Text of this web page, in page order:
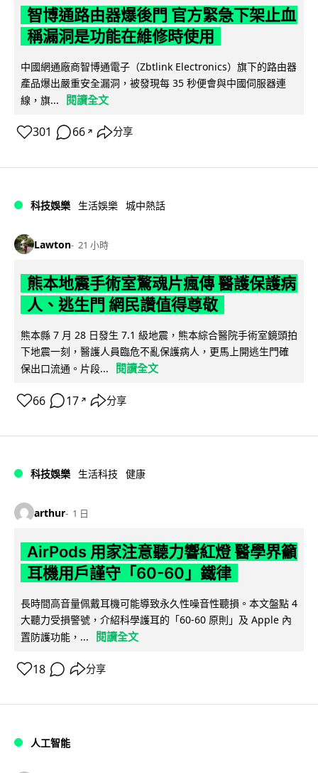
智博通路由器爆後門 官方緊急下架止血
稱漏洞是功能在維修時使用
中國網通廠商智博通電子（Zbtlink Electronics）旗下的路由器
產品爆出嚴重安全漏洞，被發現每 35 秒便會與中國伺服器連
線，旗...
閱讀全文
301 66 ↗ 分享
科技娛樂 生活娛樂 城中熱話
Lawton 21 小時
熊本地震手術室驚魂片瘋傳 醫護保護病
人、逃生門 網民讚值得尊敬
熊本縣 7 月 28 日發生 7.1 級地震，熊本綜合醫院手術室鏡頭拍
下地震一刻，醫護人員臨危不亂保護病人，更馬上開逃生門確
保出口流通。片段...
閱讀全文
66 17 ↗ 分享
科技娛樂 生活科技 健康
arthur 1 日
AirPods 用家注意聽力響紅燈 醫學界籲
耳機用戶謹守「60-60」鐵律
長時間高音量佩戴耳機可能導致永久性噪音性聽損。本文盤點 4
大聽力受損警號，介紹科學護耳的「60-60 原則」及 Apple 內
置防護功能，...
閱讀全文
18 分享
人工智能